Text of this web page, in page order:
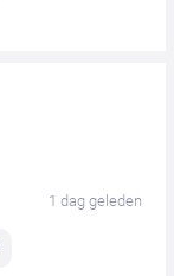
1 dag geleden